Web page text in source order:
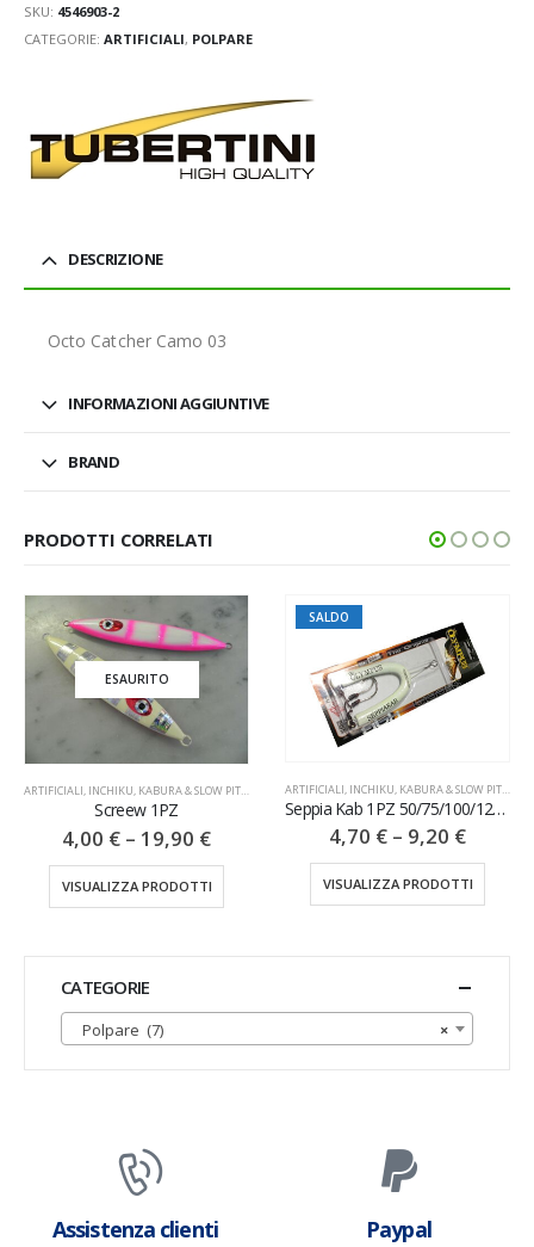
SKU: 4546903-2
CATEGORIE: ARTIFICIALI, POLPARE
DESCRIZIONE
Octo Catcher Camo 03
INFORMAZIONI AGGIUNTIVE
BRAND
PRODOTTI CORRELATI
ESAURITO
ARTIFICIALI, INCHIKU, KABURA & SLOW PITCH
Screew 1PZ
4,00 € – 19,90 €
VISUALIZZA PRODOTTI
SALDO
ARTIFICIALI INCHIKU, KABURA & SLOW PITCH
Seppia Kab 1PZ 50/75/100/125/150/200GR
4,70 € – 9,20 €
VISUALIZZA PRODOTTI
CATEGORIE
×
Polpare (7)
Assistenza clienti Paypal